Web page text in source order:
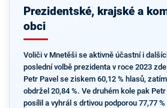
Prezidentské, krajské a
obci
Voliči v Mnetěši se aktivně účastní i
poslední volbě prezidenta v roce 2023
Petr Pavel se ziskem 60,12 % hlasů,
obdržel 20,84 %. Ve druhém kole pak
posílil a vyhrál s drtivou podporou 77,77